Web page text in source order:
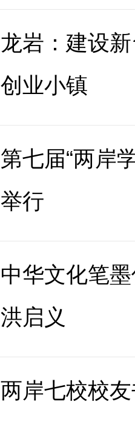
龙岩：建设
创业小镇
第七届“两岸
举行
中华文化笔
洪启义
两岸七校校